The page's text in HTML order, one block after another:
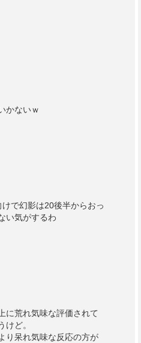
かないｗ
で幻影は20後半からおっ
い気がするわ
に荒れ気味な評価されて
けど。
り呆れ気味な反応の方が